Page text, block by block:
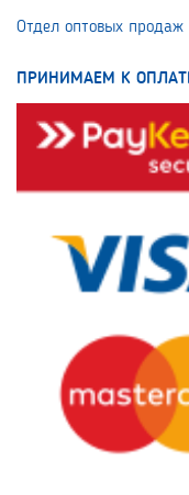
Отдел оптовых продаж
ПРИНИМАЕМ К